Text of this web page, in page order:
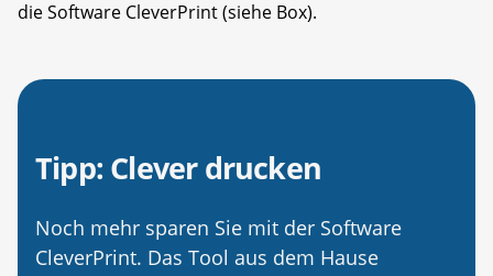
die Software CleverPrint (siehe Box).
Tipp: Clever drucken
Noch mehr sparen Sie mit der Software
CleverPrint. Das Tool aus dem Hause